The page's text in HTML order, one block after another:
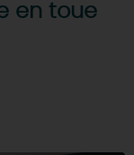
en toue